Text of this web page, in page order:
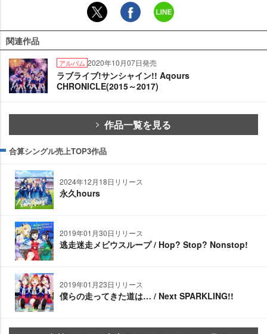
関連作品
アルバム 2020年10月07日発売
ラブライブ!サンシャイン!! Aqours
CHRONICLE(2015～2017)
作品一覧を見る
合算シングル売上TOP3作品
2024年12月18日リリース
永久hours
2019年01月30日リリース
逃走迷走メビウスループ / Hop? Stop? Nonstop!
2019年01月23日リリース
僕らの走ってきた道は… / Next SPARKLING!!